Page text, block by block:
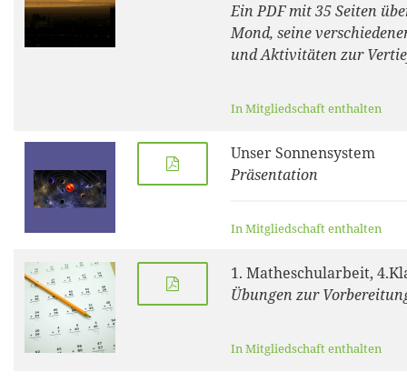
Ein PDF mit 35 Seiten
Mond, seine
und Aktivitäten zur
In Mitgliedschaft enthalten
Unser Sonnensystem
Präsentation
In Mitgliedschaft enthalten
1. Matheschularbeit,
Übungen zur
In Mitgliedschaft enthalten